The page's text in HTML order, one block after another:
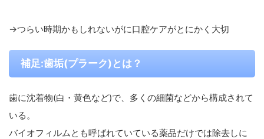
→つらい時期かもしれないがに口腔ケアがとにかく大切
補足:歯垢(プラーク)とは？
歯に沈着物(白・黄色など)で、多くの細菌などから構成されて
いる。
バイオフィルムとも呼ばれていている薬品だけでは除去しに